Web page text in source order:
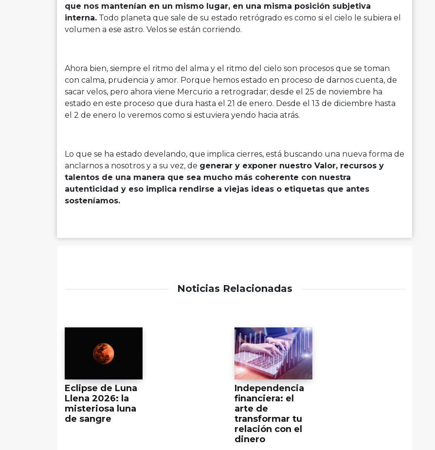
que nos mantenían en un mismo lugar, en una misma posición subjetiva
interna. Todo planeta que sale de su estado retrógrado es como si el cielo le subiera el
volumen a ese astro. Velos se están corriendo.
Ahora bien, siempre el ritmo del alma y el ritmo del cielo son procesos que se toman
con calma, prudencia y amor. Porque hemos estado en proceso de darnos cuenta, de
sacar velos, pero ahora viene Mercurio a retrogradar; desde el 25 de noviembre ha
estado en este proceso que dura hasta el 21 de enero. Desde el 13 de diciembre hasta
el 2 de enero lo veremos como si estuviera yendo hacia atrás.
Lo que se ha estado develando, que implica cierres, está buscando una nueva forma de
anclarnos a nosotros y a su vez, de generar y exponer nuestro Valor, recursos y
talentos de una manera que sea mucho más coherente con nuestra
autenticidad y eso implica rendirse a viejas ideas o etiquetas que antes
sosteníamos.
Noticias Relacionadas
Eclipse de Luna
Llena 2026: la
misteriosa luna
de sangre
Independencia
financiera: el
arte de
transformar tu
relación con el
dinero